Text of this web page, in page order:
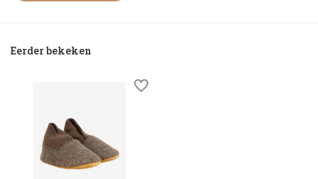
Eerder bekeken